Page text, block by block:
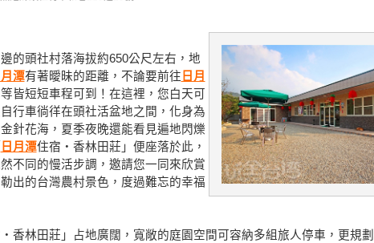
的頭社村落海拔約650公尺左右，地
月潭有著曖昧的距離，不論要前往 日月
皆短短車程可到！在這裡，您白天可
行車徜徉在頭社活盆地之間，化身為
針花海，夏季夜晚還能看見遍地閃爍
日月潭住宿‧香林田莊」便座落於此，
不同的慢活步調，邀請您一同來欣賞
出的台灣農村景色，度過難忘的幸福
香林田莊」占地廣闊，寬敞的庭園空間可容納多組旅人停車，更規